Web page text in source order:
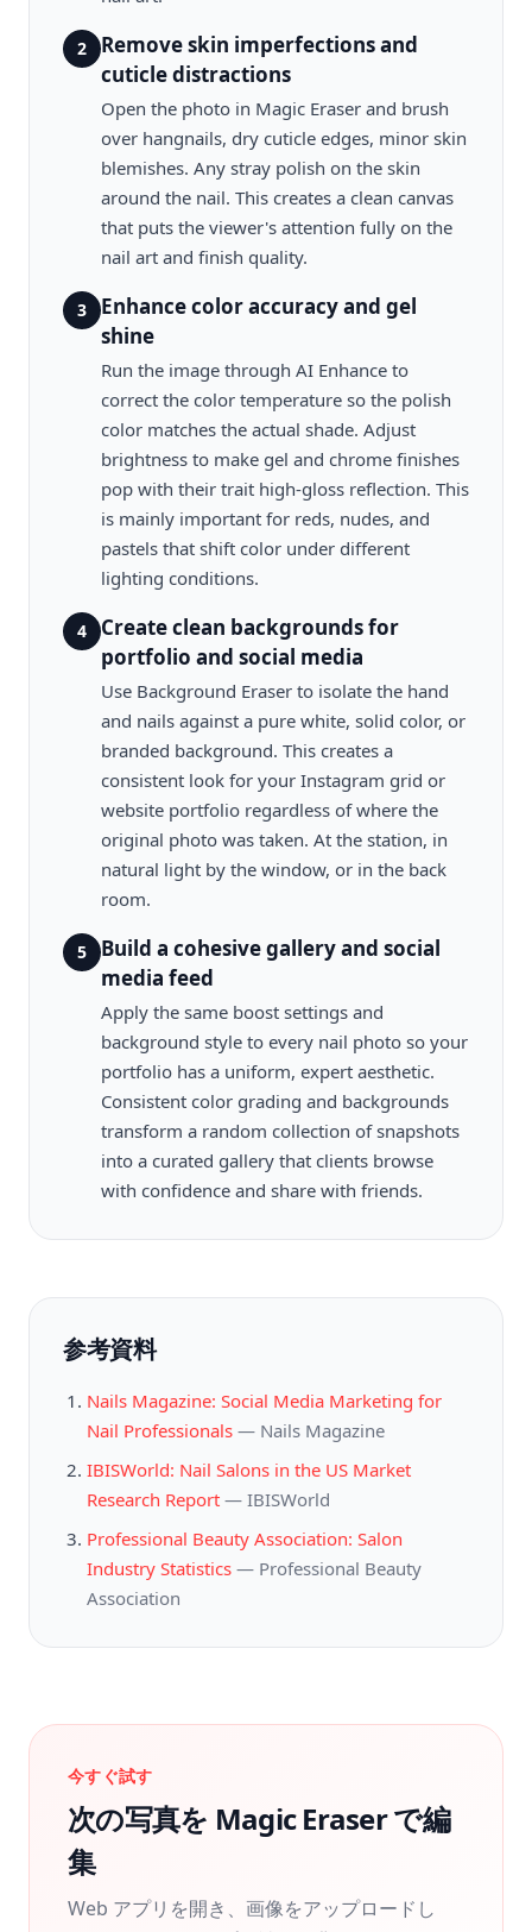
2
Remove skin imperfections and
cuticle distractions
Open the photo in Magic Eraser and brush
over hangnails, dry cuticle edges, minor skin
blemishes. Any stray polish on the skin
around the nail. This creates a clean canvas
that puts the viewer's attention fully on the
nail art and finish quality.
3
Enhance color accuracy and gel
shine
Run the image through AI Enhance to
correct the color temperature so the polish
color matches the actual shade. Adjust
brightness to make gel and chrome finishes
pop with their trait high-gloss reflection. This
is mainly important for reds, nudes, and
pastels that shift color under different
lighting conditions.
4
Create clean backgrounds for
portfolio and social media
Use Background Eraser to isolate the hand
and nails against a pure white, solid color, or
branded background. This creates a
consistent look for your Instagram grid or
website portfolio regardless of where the
original photo was taken. At the station, in
natural light by the window, or in the back
room.
5
Build a cohesive gallery and social
media feed
Apply the same boost settings and
background style to every nail photo so your
portfolio has a uniform, expert aesthetic.
Consistent color grading and backgrounds
transform a random collection of snapshots
into a curated gallery that clients browse
with confidence and share with friends.
参考資料
Nails Magazine: Social Media Marketing for
Nail Professionals — Nails Magazine
IBISWorld: Nail Salons in the US Market
Research Report — IBISWorld
Professional Beauty Association: Salon
Industry Statistics — Professional Beauty
Association
今すぐ試す
次の写真を Magic Eraser で編
集
Web アプリを開き、画像をアップロードし